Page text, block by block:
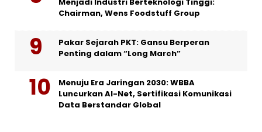
Menjadi Industri Berteknologi Tinggi:
Chairman, Wens Foodstuff Group
Pakar Sejarah PKT: Gansu Berperan
Penting dalam “Long March”
Menuju Era Jaringan 2030: WBBA
Luncurkan AI-Net, Sertifikasi Komunikasi
Data Berstandar Global